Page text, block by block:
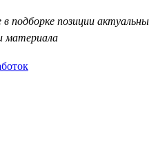
подборке позиции актуальны
материала